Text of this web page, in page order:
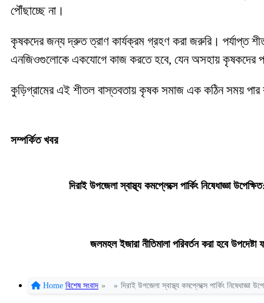
পৌঁছাচ্ছে না।
কৃষকদের জন্য দ্রুত ত্রাণ কার্যক্রম গ্রহণ করা জরুরি। পর্যাপ্ত
এনজিওগুলোকে একযোগে কাজ করতে হবে, যেন অসহায় কৃষকদের
কুড়িগ্রামের এই শীতল বাস্তবতায় কৃষক সমাজ এক কঠিন সময় পার
সম্পর্কিত খবর
দিরাই উপজেলা স্বাস্থ্য কমপ্লেক্সে পার্কিং নিষেধাজ্ঞা
জলমহল ইজারা নীতিমালা পরিবর্তন করা হবে উপদেষ্টা
Home বিশেষ সংবাদ » » দিরাই উপজেলা স্বাস্থ্য কমপ্লেক্সে পার্কিং নিষেধাজ্ঞা